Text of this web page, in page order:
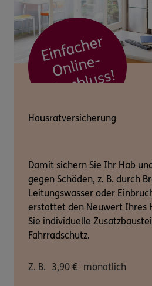
Hausratversicherung
Damit sichern Sie Ihr Hab
gegen Schäden, z. B. durch
Leitungswasser oder
erstattet den Neuwert Ihres
Sie individuelle
Fahrradschutz.
Z. B. 3,90 € monatlich